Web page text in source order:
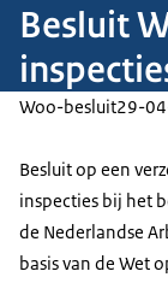
Besluit
Woo-besluit29-
Besluit op een
inspecties bij het
de Nederlandse
basis van de Wet